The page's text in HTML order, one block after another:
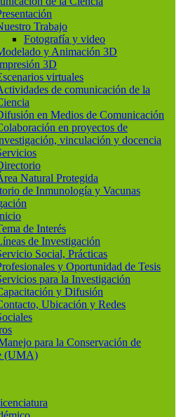
Trabajo
Fotografía y video
y Animación 3D
3D
virtuales
de comunicación de la
en Medios de Comunicación
en proyectos de
vinculación y docencia
Natural Protegida
de Inmunología y Vacunas
de Interés
de Investigación
Social, Prácticas
y Oportunidad de Tesis
para la Investigación
y Difusión
Ubicación y Redes
para la Conservación de
(UMA)